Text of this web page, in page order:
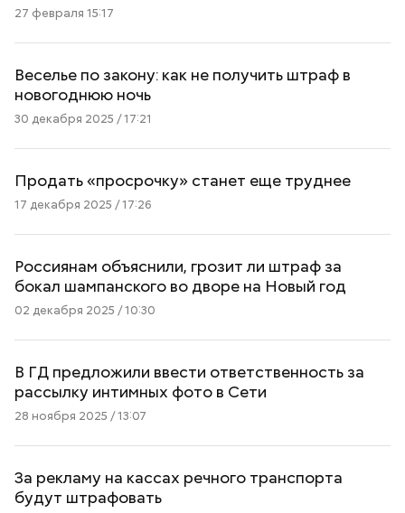
27 февраля 15:17
Веселье по закону: как не получить штраф в
новогоднюю ночь
30 декабря 2025 / 17:21
Продать «просрочку» станет еще труднее
17 декабря 2025 / 17:26
Россиянам объяснили, грозит ли штраф за
бокал шампанского во дворе на Новый год
02 декабря 2025 / 10:30
В ГД предложили ввести ответственность за
рассылку интимных фото в Сети
28 ноября 2025 / 13:07
За рекламу на кассах речного транспорта
будут штрафовать